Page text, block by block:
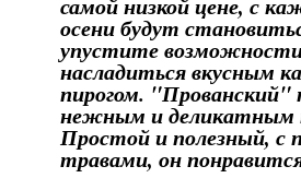
осени будут
упустите
насладиться вкусным
пирогом. "Прованский"
нежным и деликатным
Простой и полезный, с
травами, он